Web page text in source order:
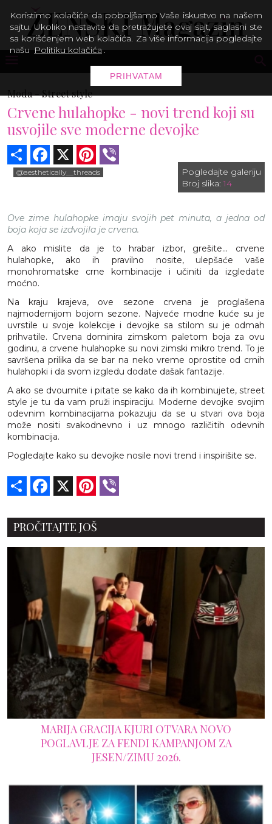
Moda -Street style
Crvene hulahopke - novi trend koji su
usvojile sve moderne devojke
Share Facebook Pinterest
@aesthetically__threads
Pogledajte galeriju
Broj slika:14
Ove zime hulahopke imaju svojih pet minuta, a jedna od
boja koja se izdvojila je crvena.
A ako mislite da je to hrabar izbor, grešite... crvene
hulahopke, ako ih pravilno nosite, ulepšaće vaše
monohromatske crne kombinacije i učiniti da izgledate
moćno.
Na kraju krajeva, ove sezone crvena je proglašena
najmodernijom bojom sezone. Najveće modne kuće su je
uvrstile u svoje kolekcije i devojke sa stilom su je odmah
prihvatile. Crvena dominira zimskom paletom boja za ovu
godinu, a crvene hulahopke su novi zimski mikro trend. To je
savršena prilika da se bar na neko vreme oprostite od crnih
hulahopki i da svom izgledu dodate dašak fantazije.
A ako se dvoumite i pitate se kako da ih kombinujete, street
style je tu da vam pruži inspiraciju. Moderne devojke svojim
odevnim kombinacijama pokazuju da se u stvari ova boja
može nositi svakodnevno i uz mnogo različitih odevnih
kombinacija.
Pogledajte kako su devojke nosile novi trend i inspirišite se.
Share Facebook Pinterest
PROČITAJTE JOŠ
MARIJA GRACIJA KJURI OTVARA NOVO
POGLAVLJE ZA FENDI KAMPANJOM ZA
JESEN/ZIMU 2026.
Koristimo kolačiće da poboljšamo Vaše iskustvo na našem
sajtu. Ukoliko nastavite da pretražujete ovaj sajt, saglasni ste
sa korišćenjem web kolačića. Za više informacija pogledajte
našu Politiku kolačića .
PRIHVATAM